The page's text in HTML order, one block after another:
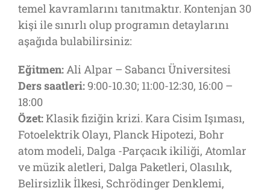
temel kavramlarını tanıtmaktır. Kontenjan 30
kişi ile sınırlı olup programın detaylarını
aşağıda bulabilirsiniz:
Eğitmen: Ali Alpar – Sabancı Üniversitesi
Ders saatleri:9:00-10.30; 11:00-12:30, 16:00 –
18:00
Özet:Klasik fiziğin krizi. Kara Cisim Işıması,
Fotoelektrik Olayı, Planck Hipotezi, Bohr
atom modeli, Dalga -Parçacık ikiliği, Atomlar
ve müzik aletleri, Dalga Paketleri, Olasılık,
Belirsizlik İlkesi, Schrödinger Denklemi,